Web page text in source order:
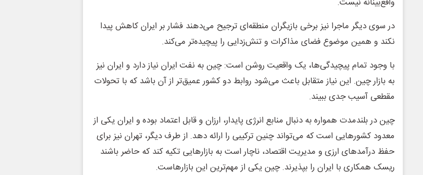
در سوی دیگر ماجرا نیز برخی بازیگران منطقه‌ای ترجیح می‌دهند فشار بر ایران کاهش پیدا
نکند و همین موضوع فضای مذاکرات و تنش‌زدایی را پیچیده‌تر می‌کند.
با وجود تمام پیچیدگی‌ها، یک واقعیت روشن است: چین به نفت ایران نیاز دارد و ایران نیز
به بازار چین. این نیاز متقابل باعث می‌شود روابط دو کشور عمیق‌تر از آن باشد که با تحولات
مقطعی آسیب جدی ببیند.
چین در بلندمدت همواره به دنبال منابع انرژی پایدار، ارزان و قابل اعتماد بوده و ایران یکی از
معدود کشورهایی است که می‌تواند چنین ترکیبی را ارائه دهد. از طرف دیگر، تهران نیز برای
حفظ درآمدهای ارزی و مدیریت اقتصاد، ناچار است به بازارهایی تکیه کند که حاضر باشند
ریسک همکاری با ایران را بپذیرند. چین یکی از مهم‌ترین این بازارهاست.